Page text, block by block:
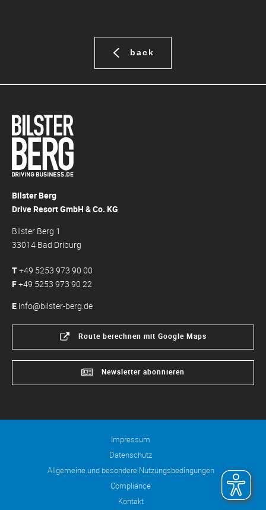
back
Bilster Berg
Drive Resort GmbH & Co. KG
Bilster Berg 1
33014 Bad Driburg
T+49 5253 973 90 00
F+49 5253 973 90 22
E info@bilster-berg.de
Route berechnen mit Google Maps
Newsletter abonnieren
Impressum
Datenschutz
Allgemeine und besondere Nutzungsbedingungen
Compliance
Kontakt